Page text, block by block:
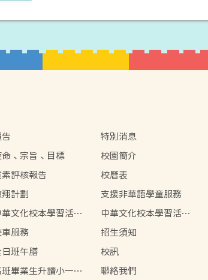
特別消息
命、宗旨、目標 校園簡介
素評核報告 校曆表
計劃 支援非華語學童服務
華文化校本學習活動
2024
中華文化校本學習活動
2022-2023
服務 招生須知
日班午膳 校訊
班畢業生升讀小一情
聯絡我們